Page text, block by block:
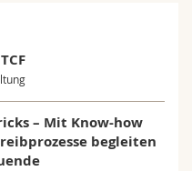
– Mit Know-how
begleiten